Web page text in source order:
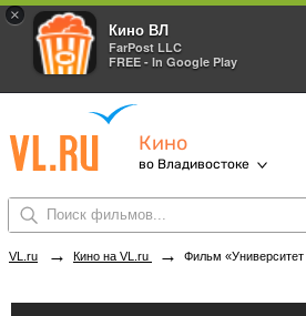
×
Кино ВЛ
FarPost LLC
FREE - In Google Play
Кино
во Владивостоке
VL.ru → Кино на VL.ru → Фильм «Университет